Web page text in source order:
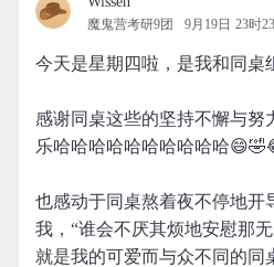
魔鬼营考研9团 9月19日 23时
今天是星期四啦，是我和同桌
感谢同桌这些的坚持不懈与努
乐哈哈哈哈哈哈哈哈哈哈
也感动于同桌熬着夜不停地开
我，“谁会不厌其烦地安慰那
就是我的可爱而与众不同的同